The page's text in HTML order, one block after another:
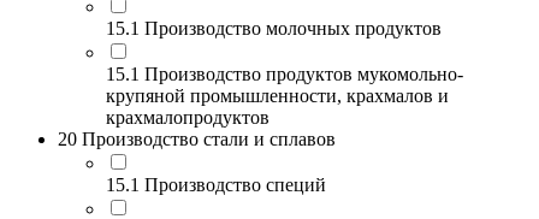
15.1 Производство молочных продуктов
15.1 Производство продуктов мукомольно-
крупяной промышленности, крахмалов и
крахмалопродуктов
20 Производство стали и сплавов
15.1 Производство специй